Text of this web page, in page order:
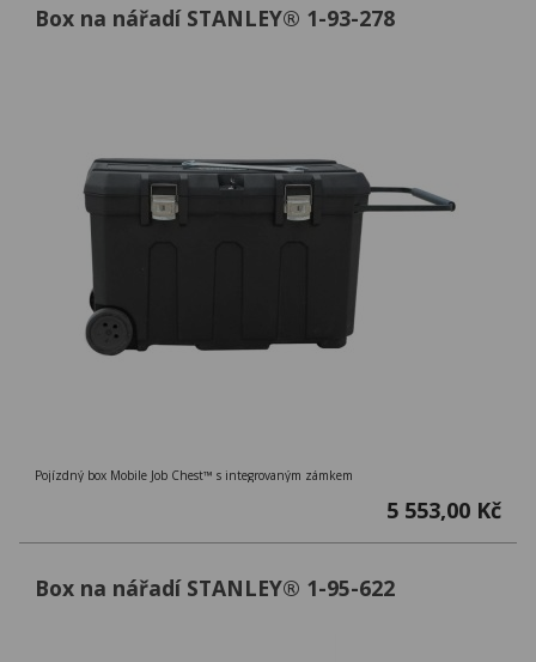
Box na nářadí STANLEY® 1-93-278
Pojízdný box Mobile Job Chest™ s integrovaným zámkem
5 553,00 Kč
Box na nářadí STANLEY® 1-95-622